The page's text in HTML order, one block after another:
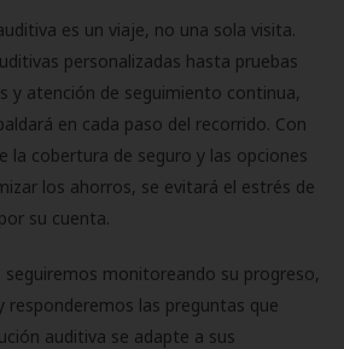
es un viaje, no una sola visita.
personalizadas hasta pruebas
y atención de seguimiento continua,
en cada paso del recorrido. Con
la cobertura de seguro y las opciones
los ahorros, se evitará el estrés de
su cuenta.
seguiremos monitoreando su progreso,
las preguntas que
auditiva se adapte a sus